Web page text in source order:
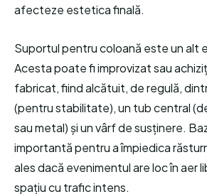
afecteze estetica finală.
Suportul pentru coloană este un alt
Acesta poate fi improvizat sau
fabricat, fiind alcătuit, de regulă,
(pentru stabilitate), un tub central
sau metal) și un vârf de susținere.
importantă pentru a împiedica
ales dacă evenimentul are loc în aer
spațiu cu trafic intens.